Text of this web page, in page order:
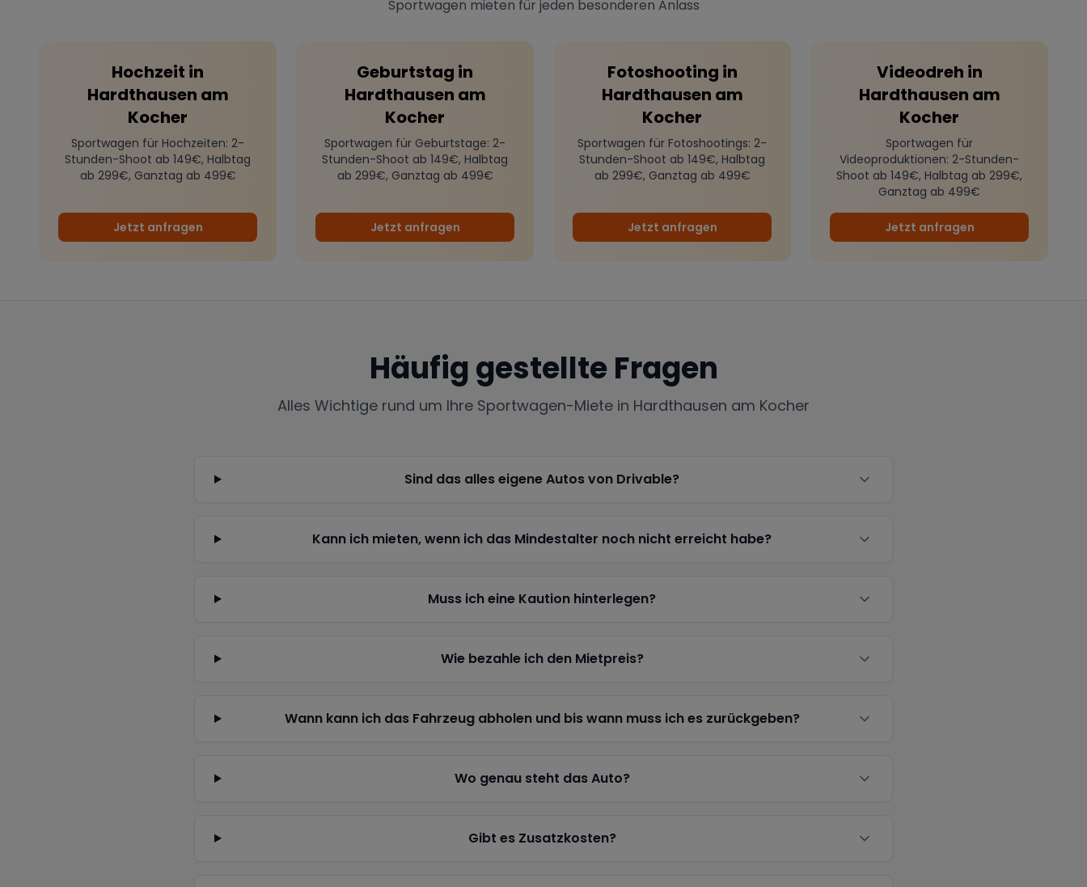
Sportwagen mieten für jeden besonderen Anlass
Hochzeit in
Hardthausen am
Kocher
Sportwagen für Hochzeiten: 2-
Stunden-Shoot ab 149€, Halbtag
ab 299€, Ganztag ab 499€
Jetzt anfragen
Geburtstag in
Hardthausen am
Kocher
Sportwagen für Geburtstage: 2-
Stunden-Shoot ab 149€, Halbtag
ab 299€, Ganztag ab 499€
Jetzt anfragen
Fotoshooting in
Hardthausen am
Kocher
Sportwagen für Fotoshootings: 2-
Stunden-Shoot ab 149€, Halbtag
ab 299€, Ganztag ab 499€
Jetzt anfragen
Videodreh in
Hardthausen am
Kocher
Sportwagen für
Videoproduktionen: 2-Stunden-
Shoot ab 149€, Halbtag ab 299€,
Ganztag ab 499€
Jetzt anfragen
Häufig gestellte Fragen
Alles Wichtige rund um Ihre Sportwagen-Miete in Hardthausen am Kocher
Sind das alles eigene Autos von Drivable?
Kann ich mieten, wenn ich das Mindestalter noch nicht erreicht habe?
Muss ich eine Kaution hinterlegen?
Wie bezahle ich den Mietpreis?
Wann kann ich das Fahrzeug abholen und bis wann muss ich es zurückgeben?
Wo genau steht das Auto?
Gibt es Zusatzkosten?